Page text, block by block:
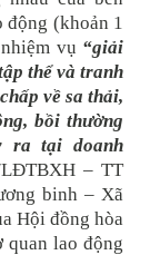
(khoản 1
vụ “giải
thể và tranh
về sa thải,
bồi thường
ra tại doanh
– TT
binh – Xã
Hội đồng hòa
quan lao động